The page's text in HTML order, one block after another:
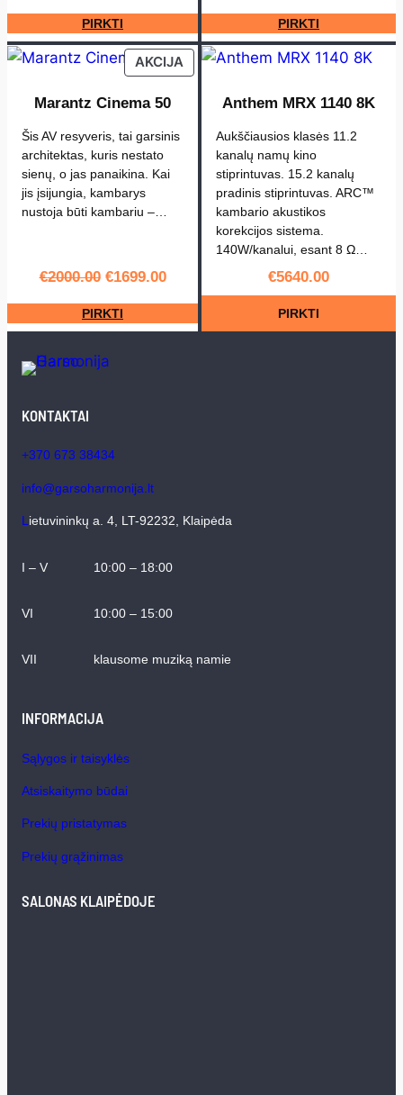
A
V
C
A
1
H
was:
€1999.00.
is:
€1599.00.
PIRKTI PIRKTI
AKCIJAPRODUCT
ON
Marantz Cinema 50
Šis AV resyveris, tai garsinis
architektas, kuris nestato
sienų, o jas panaikina. Kai
jis įsijungia, kambarys
nustoja būti kambariu –…
€2000.00 Original
price
was:
€1699.00Current
price
is:
PIRKTI
Anthem MRX 1140 8K
Aukščiausios klasės 11.2
kanalų namų kino
stiprintuvas. 15.2 kanalų
pradinis stiprintuvas. ARC™
kambario akustikos
korekcijos sistema.
140W/kanalui, esant 8 Ω…
€5640.00
PIRKTI
KONTAKTAI
+370 673 38434
info@garsoharmonija.lt
L ietuvininkų a. 4, LT-92232, Klaipėda
I – V 10:00 – 18:00
VI 10:00 – 15:00
VII klausome muziką namie
INFORMACIJA
Sąlygos ir taisyklės
Atsiskaitymo būdai
Prekių pristatymas
Prekių grąžinimas
SALONAS KLAIPĖDOJE